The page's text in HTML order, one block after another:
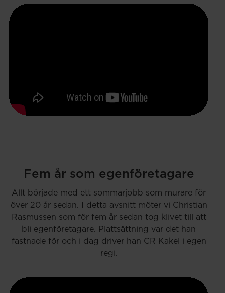
Fem år som egenföretagare
Allt började med ett sommarjobb som murare för
över 20 år sedan. I detta avsnitt möter vi Christian
Rasmussen som för fem år sedan tog klivet till att
bli egenföretagare. Plattsättning var det han
fastnade för och i dag driver han CR Kakel i egen
regi.